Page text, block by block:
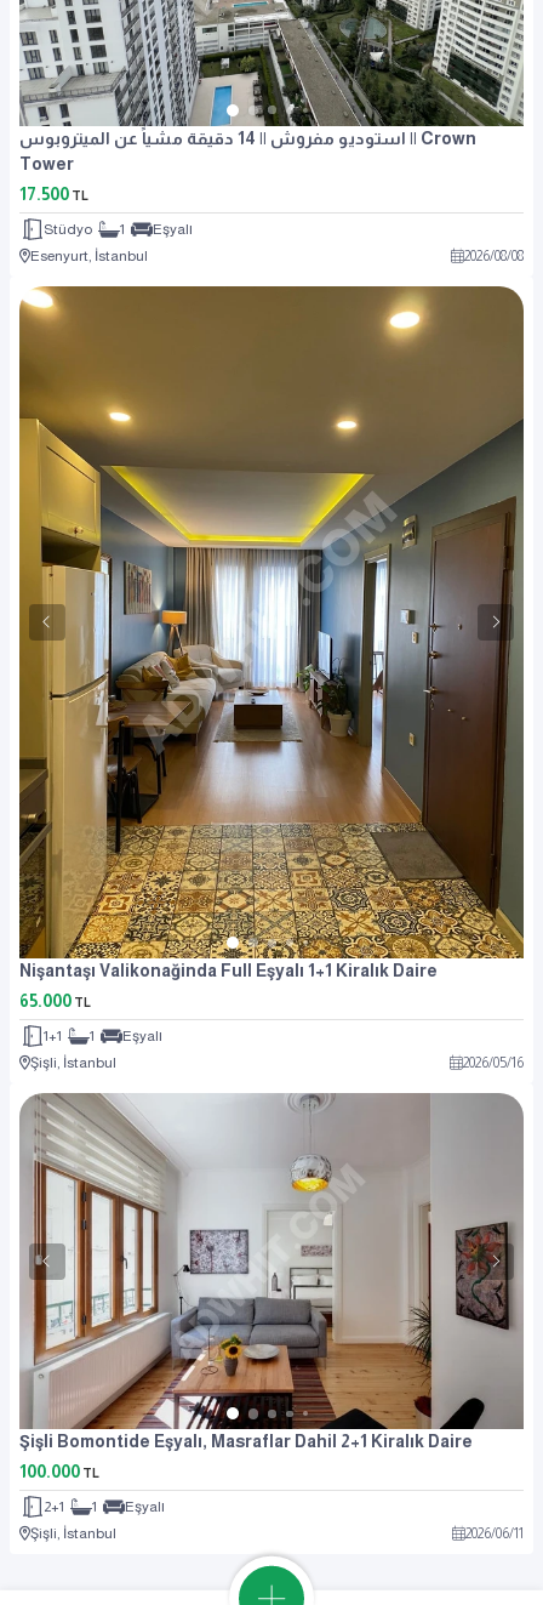
استوديو مفروش || 14 دقيقة مشياً عن الميتروبوس || Crown
Tower
17.500 TL
Stüdyo 1
Eşyalı
Esenyurt, İstanbul
2026/08/08
Nişantaşı Valikonağinda Full Eşyalı 1+1 Kiralık Daire
65.000 TL
1+1 1
Eşyalı
Şişli, İstanbul
2026/05/16
Şişli Bomontide Eşyalı, Masraflar Dahil 2+1 Kiralık Daire
100.000 TL
2+1 1
Eşyalı
Şişli, İstanbul
2026/06/11